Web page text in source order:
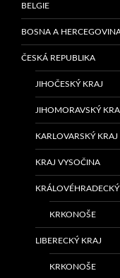
BELGIE
BOSNA A
ČESKÁ REPUBLIKA
JIHOČESKÝ KRAJ
JIHOMORAVSKÝ
KARLOVARSKÝ KRAJ
KRAJ VYSOČINA
KRKONOŠE
LIBERECKÝ KRAJ
KRKONOŠE